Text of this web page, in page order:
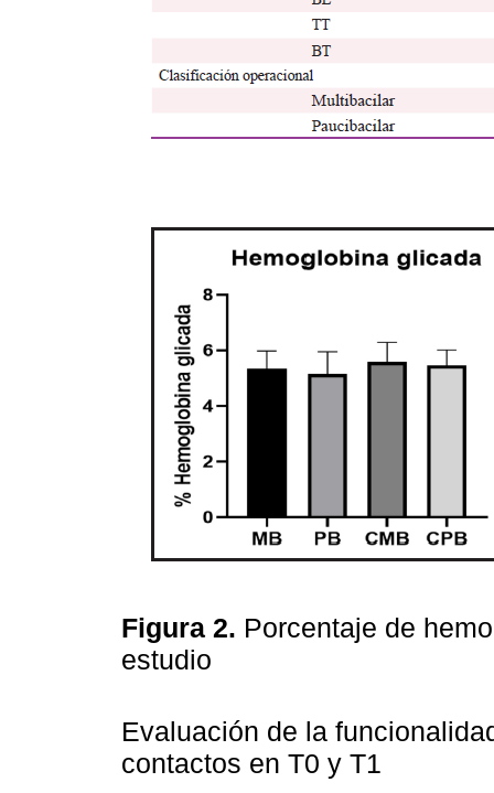
Figura 2. Porcentaje de
estudio
Evaluación de la
contactos en T0 y T1